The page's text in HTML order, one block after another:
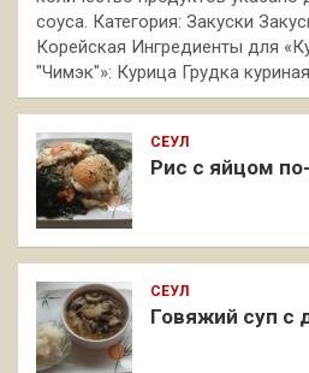
соуса. Категория: Закуски
Корейская Ингредиенты для
"Чимэк"»: Курица Грудка
СЕУЛ
Рис с яйцом
СЕУЛ
Говяжий суп с